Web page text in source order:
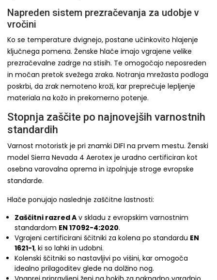
Napreden sistem prezračevanja za udobje v
vročini
Ko se temperature dvignejo, postane učinkovito hlajenje
ključnega pomena. Ženske hlače imajo vgrajene velike
prezračevalne zadrge na stisih. Te omogočajo neposreden
in močan pretok svežega zraka. Notranja mrežasta podloga
poskrbi, da zrak nemoteno kroži, kar preprečuje lepljenje
materiala na kožo in prekomerno potenje.
Stopnja zaščite po najnovejših varnostnih
standardih
Varnost motoristk je pri znamki DIFI na prvem mestu. Ženski
model Sierra Nevada 4 Aerotex je uradno certificiran kot
osebna varovalna oprema in izpolnjuje stroge evropske
standarde.
Hlače ponujajo naslednje zaščitne lastnosti:
Zaščitni razred A v skladu z evropskim varnostnim
standardom EN 17092-4:2020.
Vgrajeni certificirani ščitniki za kolena po standardu EN
1621-1, ki so lahki in udobni.
Kolenski ščitniki so nastavljivi po višini, kar omogoča
idealno prilagoditev glede na dolžino nog.